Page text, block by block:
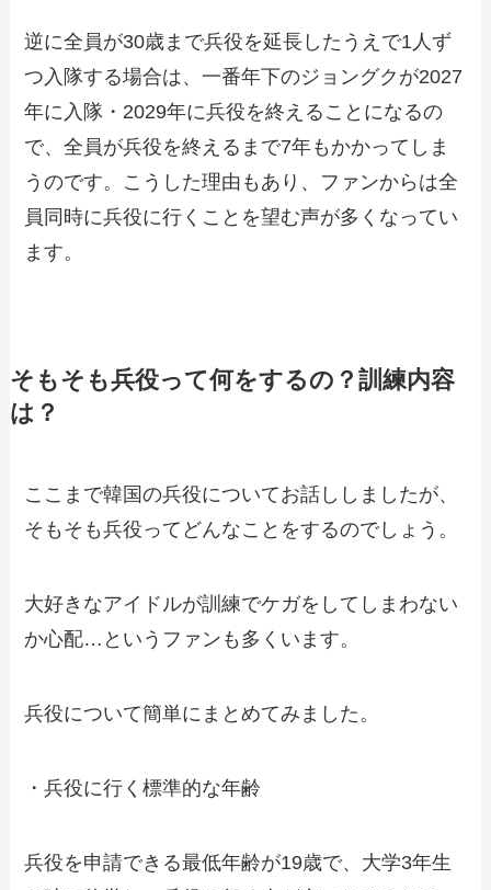
逆に全員が30歳まで兵役を延長したうえで1人ず
つ入隊する場合は、一番年下のジョングクが2027
年に入隊・2029年に兵役を終えることになるの
で、全員が兵役を終えるまで7年もかかってしま
うのです。こうした理由もあり、ファンからは全
員同時に兵役に行くことを望む声が多くなってい
ます。
そもそも兵役って何をするの？訓練内容
は？
ここまで韓国の兵役についてお話ししましたが、
そもそも兵役ってどんなことをするのでしょう。
大好きなアイドルが訓練でケガをしてしまわない
か心配…というファンも多くいます。
兵役について簡単にまとめてみました。
・兵役に行く標準的な年齢
兵役を申請できる最低年齢が19歳で、大学3年生